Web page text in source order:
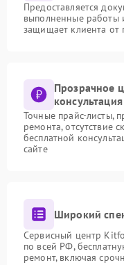
Предоставляется
выполненные работы
защищает клиента от
Прозрачное
консультация
Точные прайс-листы,
ремонта, отсутствие
бесплатной
сайте
Широкий
Сервисный центр
по всей РФ,
ремонт, включая